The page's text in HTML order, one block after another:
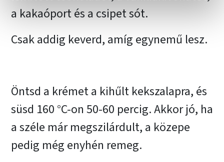
a kakaóport és a csipet sót.
Csak addig keverd, amíg egynemű lesz.
Öntsd a krémet a kihűlt kekszalapra, és
süsd 160 °C-on 50-60 percig. Akkor jó, ha
a széle már megszilárdult, a közepe
pedig még enyhén remeg.